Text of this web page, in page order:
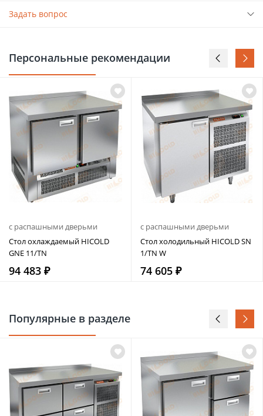
Задать вопрос
Персональные рекомендации
с распашными дверьми
Стол охлаждаемый HICOLD
GNE 11/TN
94 483 ₽
с распашными дверьми
Стол холодильный HICOLD SN
1/TN W
74 605 ₽
Популярные в разделе